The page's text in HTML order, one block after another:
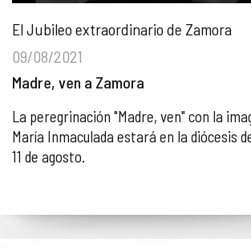
El Jubileo extraordinario de Zamora
09/08/2021
Madre, ven a Zamora
La peregrinación "Madre, ven" con la
María Inmaculada estará en la diócesis
11 de agosto.